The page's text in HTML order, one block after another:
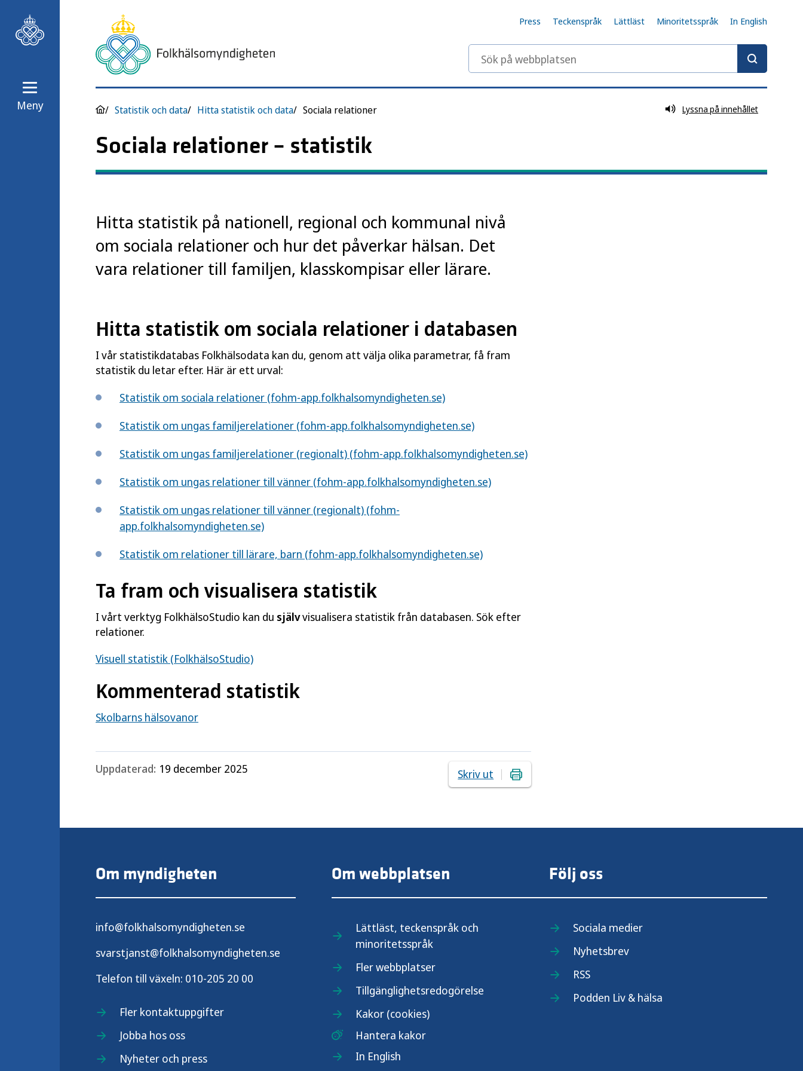
Meny
Press Teckenspråk Lättläst Minoritetsspråk In English
Sök på webbplatsen
Statistik och data Hitta statistik och data Sociala relationer Lyssna på innehållet
Sociala relationer – statistik
Hitta statistik på nationell, regional och kommunal nivå
om sociala relationer och hur det påverkar hälsan. Det
vara relationer till familjen, klasskompisar eller lärare.
Hitta statistik om sociala relationer i databasen
I vår statistikdatabas Folkhälsodata kan du, genom att välja olika parametrar, få fram
statistik du letar efter. Här är ett urval:
Statistik om sociala relationer (fohm-app.folkhalsomyndigheten.se)
Statistik om ungas familjerelationer (fohm-app.folkhalsomyndigheten.se)
Statistik om ungas familjerelationer (regionalt) (fohm-app.folkhalsomyndigheten.se)
Statistik om ungas relationer till vänner (fohm-app.folkhalsomyndigheten.se)
Statistik om ungas relationer till vänner (regionalt) (fohm-
app.folkhalsomyndigheten.se)
Statistik om relationer till lärare, barn (fohm-app.folkhalsomyndigheten.se)
Ta fram och visualisera statistik
I vårt verktyg FolkhälsoStudio kan du självvisualisera statistik från databasen. Sök efter
relationer.
Visuell statistik (FolkhälsoStudio)
Kommenterad statistik
Skolbarns hälsovanor
Uppdaterad: 19 december 2025 Skriv ut
Om myndigheten
info@folkhalsomyndigheten.se
svarstjanst@folkhalsomyndigheten.se
Telefon till växeln: 010-205 20 00
Fler kontaktuppgifter
Jobba hos oss
Nyheter och press
Om webbplatsen
Lättläst, teckenspråk och
minoritetsspråk
Fler webbplatser
Tillgänglighetsredogörelse
Kakor (cookies)
Hantera kakor
In English
Följ oss
Sociala medier
Nyhetsbrev
RSS
Podden Liv & hälsa